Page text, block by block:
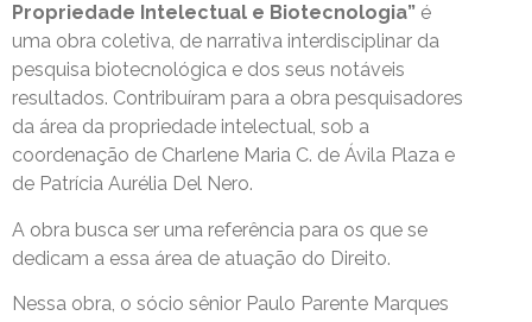
Propriedade Intelectual e Biotecnologia” é
uma obra coletiva, de narrativa interdisciplinar da
pesquisa biotecnológica e dos seus notáveis
resultados. Contribuíram para a obra pesquisadores
da área da propriedade intelectual, sob a
coordenação de Charlene Maria C. de Ávila Plaza e
de Patrícia Aurélia Del Nero.
A obra busca ser uma referência para os que se
dedicam a essa área de atuação do Direito.
Nessa obra, o sócio sênior Paulo Parente Marques